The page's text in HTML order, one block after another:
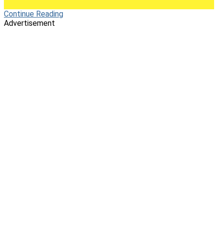
Continue Reading
Advertisement